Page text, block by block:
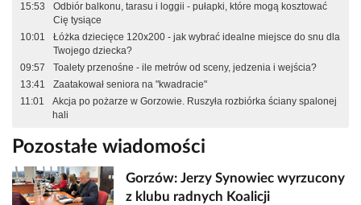
15:53
Odbiór balkonu, tarasu i loggii - pułapki, które mogą kosztować
Cię tysiące
10:01
Łóżka dziecięce 120x200 - jak wybrać idealne miejsce do snu dla
Twojego dziecka?
09:57
Toalety przenośne - ile metrów od sceny, jedzenia i wejścia?
13:41
Zaatakował seniora na "kwadracie"
11:01
Akcja po pożarze w Gorzowie. Ruszyła rozbiórka ściany spalonej
hali
Pozostałe wiadomości
Gorzów: Jerzy Synowiec wyrzucony
z klubu radnych Koalicji